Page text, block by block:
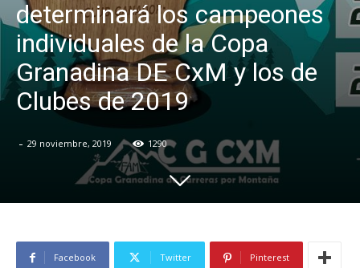
determinará los campeones
individuales de la Copa
Granadina DE CxM y los de
Clubes de 2019
- 29 noviembre, 2019 1290
Facebook Twitter Pinterest